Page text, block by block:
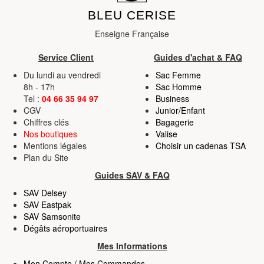
BLEU CERISE
Enseigne Française
Service Client
Guides d'achat & FAQ
Du lundi au vendredi
8h - 17h
Tel : 04 66 35 94 97
CGV
Chiffres clés
Nos boutiques
Mentions légales
Plan du Site
Sac Femme
Sac Homme
Business
Junior/Enfant
Bagagerie
Valise
Choisir un cadenas TSA
Guides SAV & FAQ
SAV Delsey
SAV Eastpak
SAV Samsonite
Dégâts aéroportuaires
Mes Informations